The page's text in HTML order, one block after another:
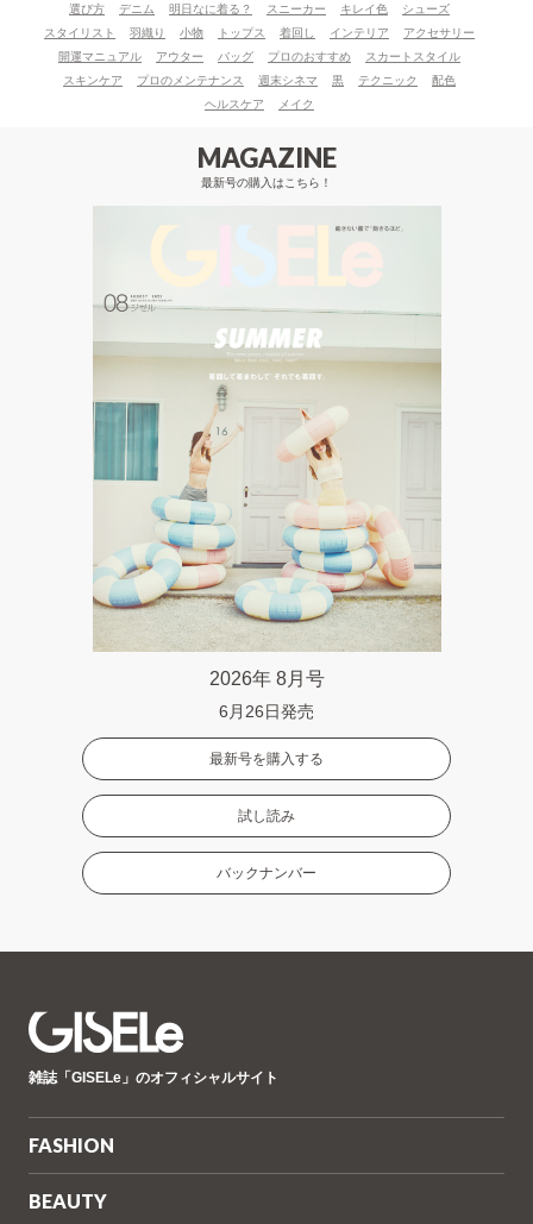
ワ
ー
ド
で
選び方 デニム 明日なに着る？ スニーカー キレイ色
シューズ
スタイリスト
羽織り 小物 トップス 着回し インテリア
アクセサリー
開運マニュアル
アウター バッグ プロのおすすめ
スカートスタイル
スキンケア
プロのメンテナンス 週末シネマ 黒 テクニック
配色
ヘルスケア
メイク
MAGAZINE
最新号の購入はこちら！
2026年 8月号
6月26日発売
最新号を購入する
試し読み
バックナンバー
ゼ
雑誌「GISELe」のオフィシャルサイト
FASHION
BEAUTY